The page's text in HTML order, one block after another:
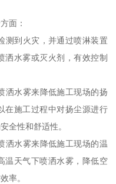
面：
测到火灾，并通过喷淋装置
洒水雾或灭火剂，有效控制
洒水雾来降低施工现场的扬
在施工过程中对扬尘源进行
全性和舒适性。
洒水雾来降低施工现场的温
温天气下喷洒水雾，降低空
率。